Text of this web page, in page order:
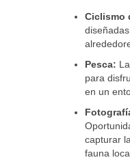
Ciclismo
Pesca:
para
en un
capturar
fauna